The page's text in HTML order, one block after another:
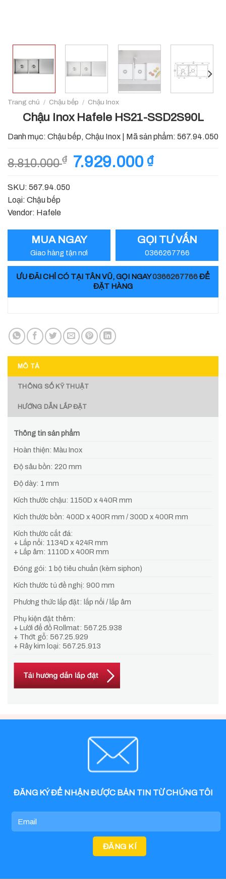
Trang chủ / Chậu bếp / Chậu Inox
Chậu Inox Hafele HS21-SSD2S90L
Danh mục: Chậu bếp, Chậu Inox Mã sản phẩm: 567.94.050
8.810.000₫
Giá
7.929.000 ₫Giá
SKU: 567.94.050
Loại: Chậu bếp
Vendor: Hafele
MUA NGAY
Giao hàng tận nơi
GỌI TƯ VẤN
0366267766
ƯU ĐÃI CHỈ CÓ TẠI TÂN VŨ, GỌI NGAY0366267766ĐỂ
ĐẶT HÀNG
MÔ TẢ
THÔNG SỐ KỸ THUẬT
HƯỚNG DẪN LẮP ĐẶT
Thông tin sản phẩm
Hoàn thiện: Màu Inox
Độ sâu bồn: 220 mm
Độ dày: 1 mm
Kích thước chậu: 1150D x 440R mm
Kích thước bồn: 400D x 400R mm / 300D x 400R mm
Kích thước cắt đá:
+ Lắp nổi: 1134D x 424R mm
+ Lắp âm: 1110D x 400R mm
Đóng gói: 1 bộ tiêu chuẩn (kèm siphon)
Kích thước tủ đề nghị: 900 mm
Phương thức lắp đặt: lắp nổi / lắp âm
Phụ kiện đặt thêm:
+ Lưới để đồ Rollmat: 567.25.938
+ Thớt gỗ: 567.25.929
+ Rây kim loại: 567.25.913
ĐĂNG KÝ ĐỂ NHẬN ĐƯỢC BẢN TIN TỪ CHÚNG TÔI